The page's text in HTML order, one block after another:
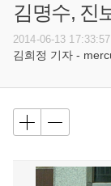
김명수, 진
2014-06-13 17:33:57
김희정 기자 -